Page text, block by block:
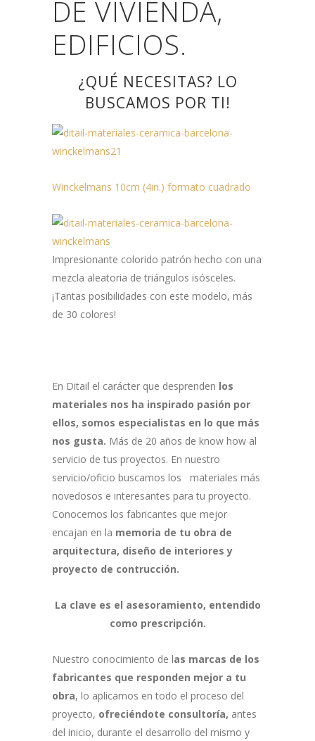
DE VIVIENDA,
EDIFICIOS.
¿QUÉ NECESITAS? LO
BUSCAMOS POR TI!
Winckelmans 10cm (4in.) formato cuadrado⠀
Impresionante colorido patrón hecho con una
mezcla aleatoria de triángulos isósceles.
¡Tantas posibilidades con este modelo, más
de 30 colores!
En Ditail el carácter que desprenden los
materiales nos ha inspirado pasión por
ellos, somos especialistas en lo que más
nos gusta. Más de 20 años de know how al
servicio de tus proyectos. En nuestro
servicio/oficio buscamos los materiales más
novedosos e interesantes para tu proyecto.
Conocemos los fabricantes que mejor
encajan en la memoria de tu obra de
arquitectura, diseño de interiores y
proyecto de contrucción.
La clave es el asesoramiento, entendido
como prescripción.
Nuestro conocimiento de las marcas de los
fabricantes que responden mejor a tu
obra, lo aplicamos en todo el proceso del
proyecto, ofreciéndote consultoría, antes
del inicio, durante el desarrollo del mismo y